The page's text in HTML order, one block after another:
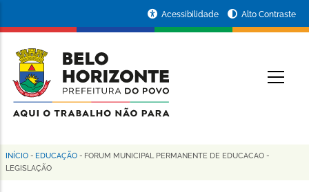
conteúdo
principal
da
Prefeitura
de
Horizonte
Acessibilidade Alto Contraste
Trilha
INÍCIO - EDUCAÇÃO - FORUM MUNICIPAL PERMANENTE DE EDUCACAO -
LEGISLAÇÃO